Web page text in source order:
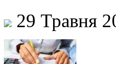
29 Травня